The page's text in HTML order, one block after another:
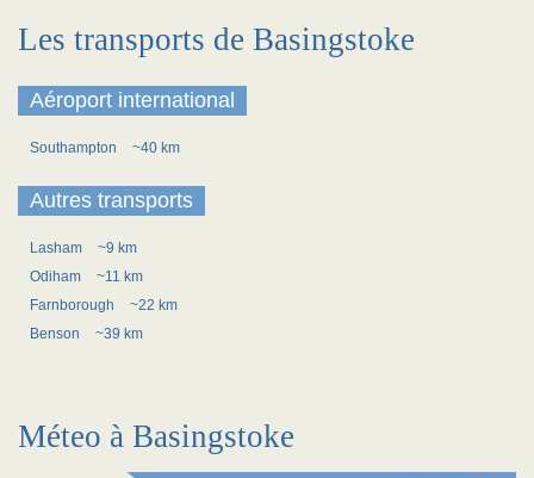
Les transports de Basingstoke
Aéroport international
Southampton ~40 km
Autres transports
Lasham
~9 km
Odiham
~11 km
Farnborough
~22 km
Benson
~39 km
Méteo à Basingstoke